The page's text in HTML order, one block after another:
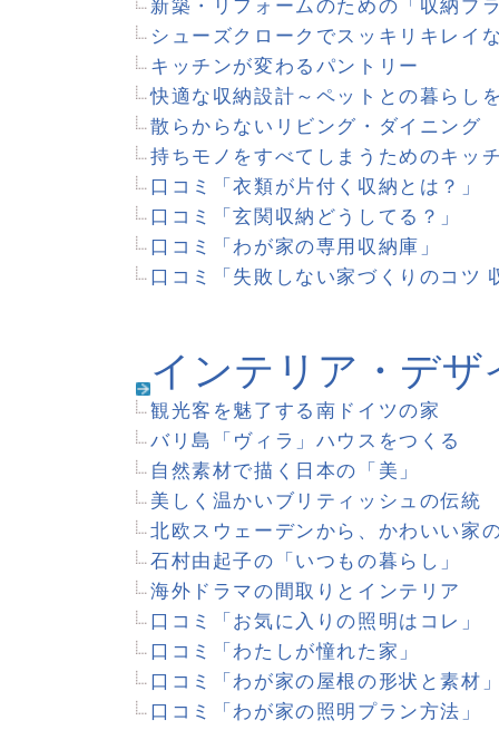
北欧スウェーデンから、かわいい家のつくり方
石村由起子の「いつもの暮らし」
海外ドラマの間取りとインテリア
口コミ「お気に入りの照明はコレ」
口コミ「わたしが憧れた家」
口コミ「わが家の屋根の形状と素材」
口コミ「わが家の照明プラン方法」
口コミ「わが家の外壁材とデザイン」
口コミ「わが家のお気に入りのインテリア」
口コミ「部屋の壁どうしてる？」
口コミ「お部屋のファブリックを見直そう」
口コミ「誰かが来る日のインテリア」
口コミ「失敗しない家づくりのコツ 外観デザイン編」
キッチン
キッチンのスタイルと機能を考える
持ちモノをすべてしまうためのキッチンの収納
新感覚なキッチン設備
オーダーメイドのすすめ方
キッチンが変わるパントリー
キッチンに役立つ本
おいしいコーヒーを淹れるためのカフェ雑貨
私の好きなキッチン雑貨
マイホームへようこそ「使いやすさを追求したキッチ
口コミ「わが家のキッチン・プラン」
口コミ「わが家のシステムキッチンはこれ」
口コミ「キッチン・リフォーム」
口コミ「わが家のキッチンスタイル」
口コミ「失敗しない家づくりのコツ キッチン編」